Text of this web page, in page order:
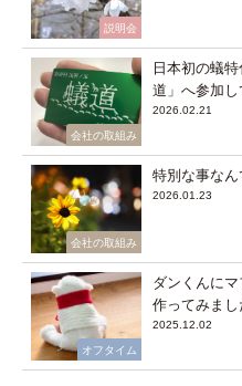
説明会
会社の取組み
日本初の蟻
道」へ参加し
2026.02.21
会社の取組み
特別な事なん
2026.01.23
オフタイム
ダンくんに
作ってみまし
2025.12.02